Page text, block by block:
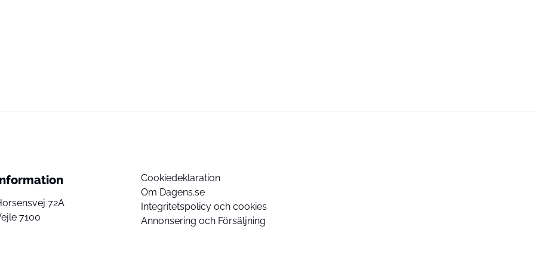
72A
7100
Cookiedeklaration
Om Dagens.se
Integritetspolicy och cookies
Annonsering och Försäljning